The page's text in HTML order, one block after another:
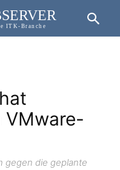
ITK-Branche
VMware-
gegen die geplante